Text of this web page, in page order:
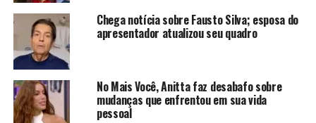
Recepção na Globo
Eliana chegou a Globo e foi recebida por muitos
funcionários da emissora. Nos Estúdios Globo, ela foi
tietada. Uma humilde funcionária, que não foi
identificada, rasgou elogios à apresentadora. Ao ser
perguntada sobre o porquê gostava da Eliana, a mulher
Chega notícia sobre Fausto Silva; esposa do
apresentador atualizou seu quadro
No Mais Você, Anitta faz desabafo sobre
mudanças que enfrentou em sua vida
pessoal